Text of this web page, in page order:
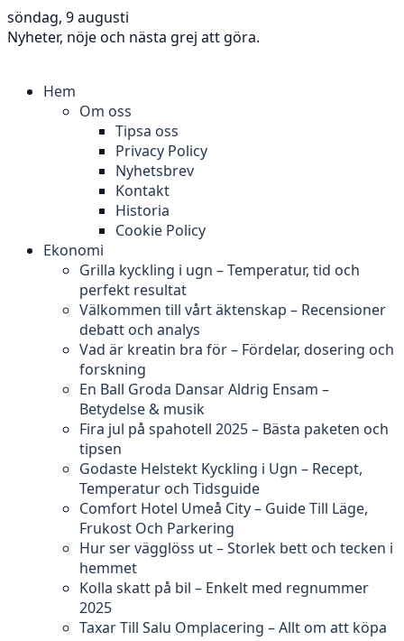
söndag, 9 augusti
Nyheter, nöje och nästa grej att göra.
Hem
Om oss
Tipsa oss
Privacy Policy
Nyhetsbrev
Kontakt
Historia
Cookie Policy
Ekonomi
Grilla kyckling i ugn – Temperatur, tid och
perfekt resultat
Välkommen till vårt äktenskap – Recensioner
debatt och analys
Vad är kreatin bra för – Fördelar, dosering och
forskning
En Ball Groda Dansar Aldrig Ensam –
Betydelse & musik
Fira jul på spahotell 2025 – Bästa paketen och
tipsen
Godaste Helstekt Kyckling i Ugn – Recept,
Temperatur och Tidsguide
Comfort Hotel Umeå City – Guide Till Läge,
Frukost Och Parkering
Hur ser vägglöss ut – Storlek bett och tecken i
hemmet
Kolla skatt på bil – Enkelt med regnummer
2025
Taxar Till Salu Omplacering – Allt om att köpa